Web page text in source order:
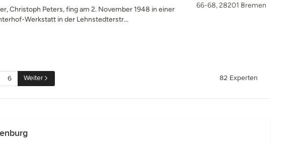
Christoph Peters, fing am 2. November 1948 in einer
Werkstatt in der Lehnstedterstr...
66-68, 28201 Bremen
6 Weiter 82 Experten